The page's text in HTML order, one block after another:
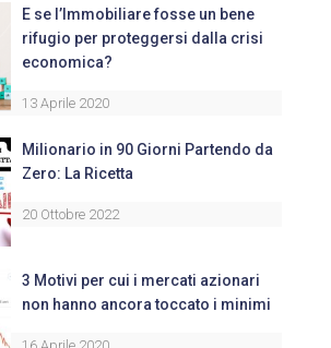
E se l’Immobiliare fosse un bene
rifugio per proteggersi dalla crisi
economica?
13 Aprile 2020
Milionario in 90 Giorni Partendo da
Zero: La Ricetta
20 Ottobre 2022
3 Motivi per cui i mercati azionari
non hanno ancora toccato i minimi